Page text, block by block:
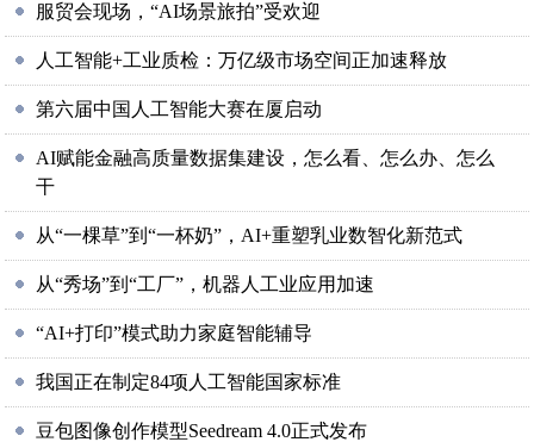
服贸会现场，“AI场景旅拍”受欢迎
人工智能+工业质检：万亿级市场空间正加速释放
第六届中国人工智能大赛在厦启动
AI赋能金融高质量数据集建设，怎么看、怎么办、怎么
干
从“一棵草”到“一杯奶”，AI+重塑乳业数智化新范式
从“秀场”到“工厂”，机器人工业应用加速
“AI+打印”模式助力家庭智能辅导
我国正在制定84项人工智能国家标准
豆包图像创作模型Seedream 4.0正式发布